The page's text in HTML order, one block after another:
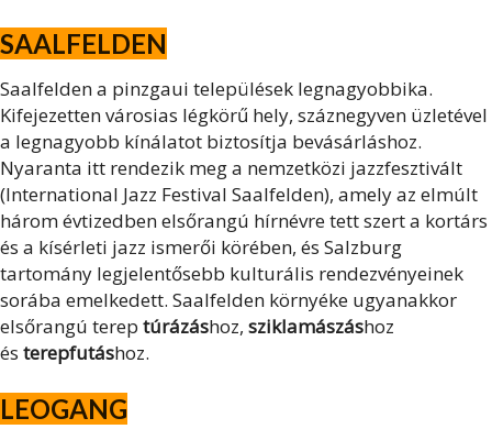
SAALFELDEN
Saalfelden a pinzgaui települések legnagyobbika.
Kifejezetten városias légkörű hely, száznegyven üzletével
a legnagyobb kínálatot biztosítja bevásárláshoz.
Nyaranta itt rendezik meg a nemzetközi jazzfesztivált
(International Jazz Festival Saalfelden), amely az elmúlt
három évtizedben elsőrangú hírnévre tett szert a kortárs
és a kísérleti jazz ismerői körében, és Salzburg
tartomány legjelentősebb kulturális rendezvényeinek
sorába emelkedett. Saalfelden környéke ugyanakkor
elsőrangú terep túrázáshoz, sziklamászáshoz
és terepfutáshoz.
LEOGANG